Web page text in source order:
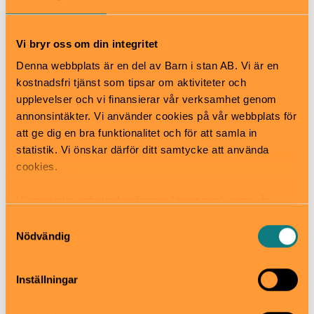
Vi bryr oss om din integritet
Denna webbplats är en del av Barn i stan AB. Vi är en
kostnadsfri tjänst som tipsar om aktiviteter och
upplevelser och vi finansierar vår verksamhet genom
annonsintäkter. Vi använder cookies på vår webbplats för
att ge dig en bra funktionalitet och för att samla in
statistik. Vi önskar därför ditt samtycke att använda
cookies.
samt tillhandahålla funktioner för sociala medier. Vi
vidarebefordrar även sådana identifierare och annan
information från din enhet till de sociala medier och
annons- och analysföretag som vi samarbetar med.
Nödvändig
Inställningar
Pris
Frivillig entré
Bra att veta
Okej med matsäck
Hiss och ramper
Kafé
Sväng av E4:an vid Upplands Väsby trafikplats, avfart
Ryttargatan. Parkering finns i slutet av Ryttargatan,
vid Smedby torg. Från parkeringen är det en kort